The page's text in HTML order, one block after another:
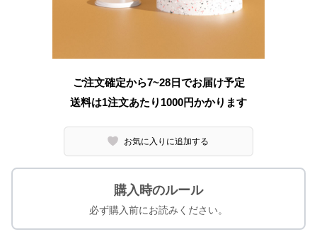
ご注文確定から7~28日でお届け予定
送料は1注文あたり 1000円かかります
お気に入りに追加する
購入時のルール
必ず購入前にお読みください。